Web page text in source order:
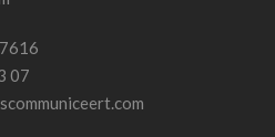
07